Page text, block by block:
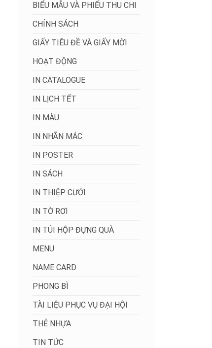
BIỂU MẪU VÀ PHIẾU THU CHI
CHÍNH SÁCH
GIẤY TIÊU ĐỀ VÀ GIẤY MỜI
HOẠT ĐỘNG
IN CATALOGUE
IN LỊCH TẾT
IN MÀU
IN NHÃN MÁC
IN POSTER
IN SÁCH
IN THIỆP CƯỚI
IN TỜ RƠI
IN TÚI HỘP ĐỰNG QUÀ
MENU
NAME CARD
PHONG BÌ
TÀI LIỆU PHỤC VỤ ĐẠI HỘI
THẺ NHỰA
TIN TỨC